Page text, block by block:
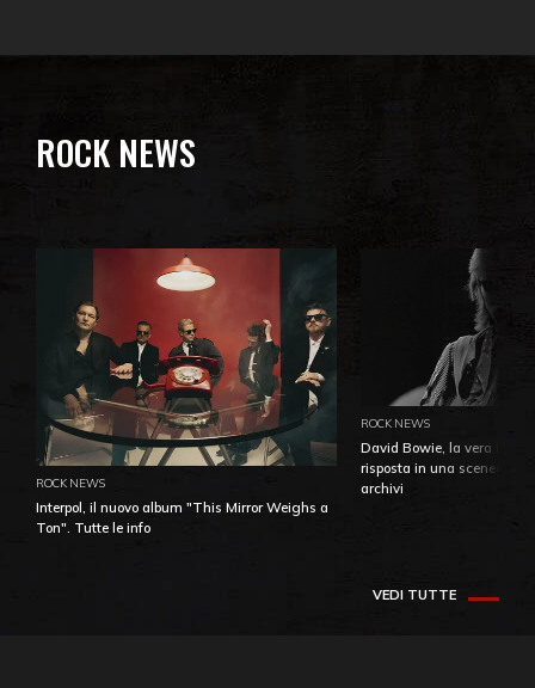
ROCK NEWS
ROCK NEWS
Interpol, il nuovo album "This Mirror Weighs a
Ton". Tutte le info
ROCK NEWS
David Bowie, la vera
risposta in una
archivi
VEDI TUTTE